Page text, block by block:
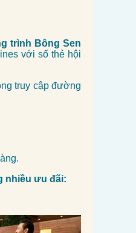
trình Bông Sen
với số thẻ hội
truy cập đường
nhiều ưu đãi: